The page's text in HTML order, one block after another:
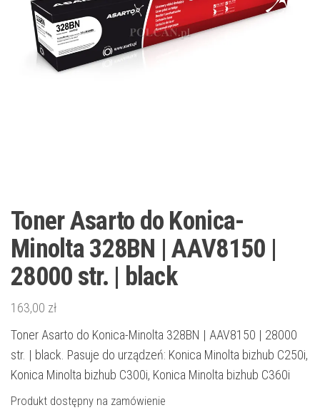
Toner Asarto do Konica-
Minolta 328BN | AAV8150 |
28000 str. | black
163,00 zł
Toner Asarto do Konica-Minolta 328BN | AAV8150 | 28000
str. | black. Pasuje do urządzeń: Konica Minolta bizhub C250i,
Konica Minolta bizhub C300i, Konica Minolta bizhub C360i
Produkt dostępny na zamówienie